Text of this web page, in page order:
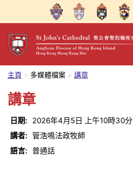
主頁 多媒體檔案 講章
講章
日期: 2026年4月5日
上午10時30分
講者: 管浩鳴法政牧師
語言: 普通話